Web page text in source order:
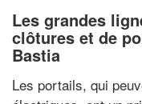
Les grandes
clôtures et de
Bastia
Les portails, qui